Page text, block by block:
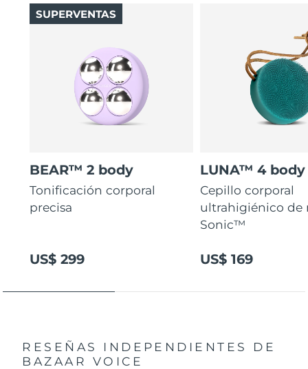
BEAR™ 2 body
Tonificación corporal
precisa
US$ 299
SUPERVENTAS
LUNA™ 4 body
Cepillo corporal
ultrahigiénico de
Sonic™
US$ 169
RESEÑAS INDEPENDIENTES
DE
BAZAAR VOICE